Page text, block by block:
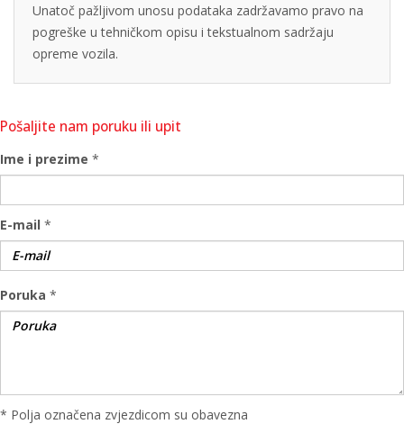
Unatoč pažljivom unosu podataka zadržavamo pravo na
pogreške u tehničkom opisu i tekstualnom sadržaju
opreme vozila.
Pošaljite nam poruku ili upit
Ime i prezime *
E-mail *
Poruka *
* Polja označena zvjezdicom su obavezna